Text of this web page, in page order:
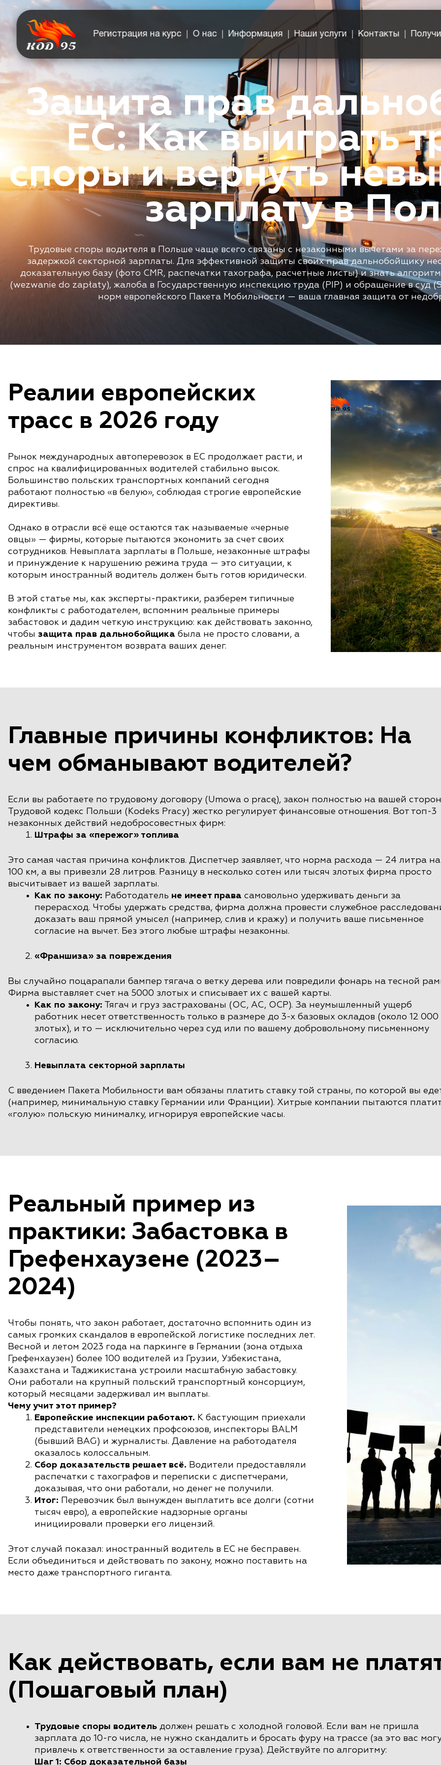
Регистрация на курс О нас Информация Наши услуги Контакты
Защита прав
ЕС: Как выиграть
споры и вернуть
зарплату в
Трудовые споры водителя в Польше чаще всего связаны с незаконными вычетами за
задержкой секторной зарплаты. Для эффективной защиты своих прав дальнобойщику
доказательную базу (фото CMR, распечатки тахографа, расчетные листы) и знать
(wezwanie do zapłaty), жалоба в Государственную инспекцию труда (PIP) и обращение в суд
норм европейского Пакета Мобильности — ваша главная защита от
Реалии европейских
трасс в 2026 году
Рынок международных автоперевозок в ЕС продолжает расти, и
спрос на квалифицированных водителей стабильно высок.
Большинство польских транспортных компаний сегодня
работают полностью «в белую», соблюдая строгие европейские
директивы.
Однако в отрасли всё еще остаются так называемые «черные
овцы» — фирмы, которые пытаются экономить за счет своих
сотрудников. Невыплата зарплаты в Польше, незаконные штрафы
и принуждение к нарушению режима труда — это ситуации, к
которым иностранный водитель должен быть готов юридически.
В этой статье мы, как эксперты-практики, разберем типичные
конфликты с работодателем, вспомним реальные примеры
забастовок и дадим четкую инструкцию: как действовать законно,
чтобы защита прав дальнобойщика была не просто словами, а
реальным инструментом возврата ваших денег.
Главные причины конфликтов: На
чем обманывают водителей?
Если вы работаете по трудовому договору (Umowa o pracę), закон полностью на вашей
Трудовой кодекс Польши (Kodeks Pracy) жестко регулирует финансовые отношения. Вот топ-3
незаконных действий недобросовестных фирм:
Штрафы за «пережог» топлива
Это самая частая причина конфликтов. Диспетчер заявляет, что норма расхода — 24 литра на
100 км, а вы привезли 28 литров. Разницу в несколько сотен или тысяч злотых фирма просто
высчитывает из вашей зарплаты.
Как по закону: Работодатель не имеет права самовольно удерживать деньги за
перерасход. Чтобы удержать средства, фирма должна провести служебное
доказать ваш прямой умысел (например, слив и кражу) и получить ваше письменное
согласие на вычет. Без этого любые штрафы незаконны.
«Франшиза» за повреждения
Вы случайно поцарапали бампер тягача о ветку дерева или повредили фонарь на тесной
Фирма выставляет счет на 5000 злотых и списывает их с вашей карты.
Как по закону: Тягач и груз застрахованы (OC, AC, OCP). За неумышленный ущерб
работник несет ответственность только в размере до 3-х базовых окладов (около 12 000
злотых), и то — исключительно через суд или по вашему добровольному письменному
согласию.
Невыплата секторной зарплаты
С введением Пакета Мобильности вам обязаны платить ставку той страны, по которой вы
(например, минимальную ставку Германии или Франции). Хитрые компании пытаются
«голую» польскую минималку, игнорируя европейские часы.
Реальный пример из
практики: Забастовка в
Грефенхаузене (2023–
2024)
Чтобы понять, что закон работает, достаточно вспомнить один из
самых громких скандалов в европейской логистике последних лет.
Весной и летом 2023 года на паркинге в Германии (зона отдыха
Грефенхаузен) более 100 водителей из Грузии, Узбекистана,
Казахстана и Таджикистана устроили масштабную забастовку.
Они работали на крупный польский транспортный консорциум,
который месяцами задерживал им выплаты.
Чему учит этот пример?
Европейские инспекции работают. К бастующим приехали
представители немецких профсоюзов, инспекторы BALM
(бывший BAG) и журналисты. Давление на работодателя
оказалось колоссальным.
Сбор доказательств решает всё. Водители предоставляли
распечатки с тахографов и переписки с диспетчерами,
доказывая, что они работали, но денег не получили.
Итог: Перевозчик был вынужден выплатить все долги (сотни
тысяч евро), а европейские надзорные органы
инициировали проверки его лицензий.
Этот случай показал: иностранный водитель в ЕС не бесправен.
Если объединиться и действовать по закону, можно поставить на
место даже транспортного гиганта.
Как действовать, если вам не
(Пошаговый план)
Трудовые споры водитель должен решать с холодной головой. Если вам не пришла
зарплата до 10-го числа, не нужно скандалить и бросать фуру на трассе (за это вас
привлечь к ответственности за оставление груза). Действуйте по алгоритму:
Шаг 1: Сбор доказательной базы